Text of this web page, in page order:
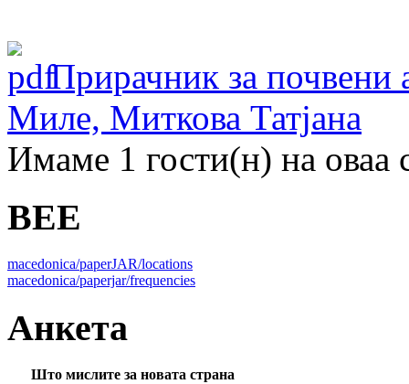
Прирачник за почвени
Миле, Миткова Татјана
Имаме 1 гости(н) на оваа
BEE
macedonica/paperJAR/locations
macedonica/paperjar/frequencies
Анкета
Што мислите за новата страна